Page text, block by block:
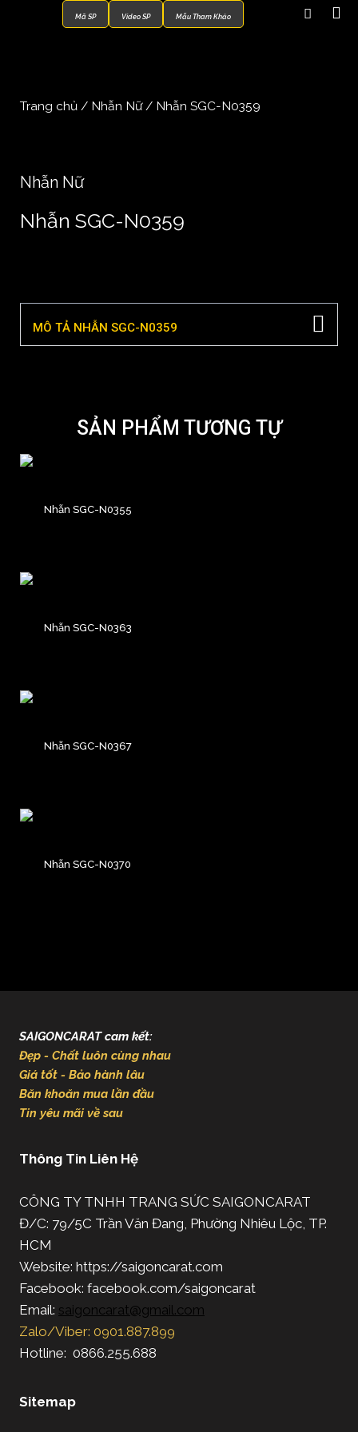
Mã SP Video SP Mẫu Tham Khảo
Trang chủ / Nhẫn Nữ/ Nhẫn SGC-N0359
Nhẫn Nữ
Nhẫn SGC-N0359
MÔ TẢ NHẪN SGC-N0359
SẢN PHẨM TƯƠNG TỰ
Nhẫn SGC-N0355
Nhẫn SGC-N0363
Nhẫn SGC-N0367
Nhẫn SGC-N0370
SAIGONCARAT cam kết:
Đẹp - Chất luôn cùng nhau
Giá tốt - Bảo hành lâu
Băn khoăn mua lần đầu
Tin yêu mãi về sau
Thông Tin Liên Hệ
CÔNG TY TNHH TRANG SỨC SAIGONCARAT
Đ/C: 79/5C Trần Văn Đang, Phường Nhiêu Lộc, TP.
HCM
Website: https://saigoncarat.com
Facebook: facebook.com/saigoncarat
Email: saigoncarat@gmail.com
Zalo/Viber: 0901.887.899
Hotline: 0866.255.688
Sitemap